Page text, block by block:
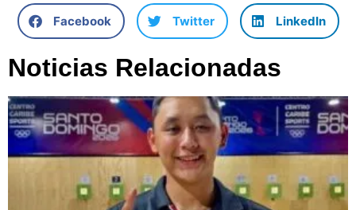
Facebook Twitter LinkedIn
Noticias Relacionadas